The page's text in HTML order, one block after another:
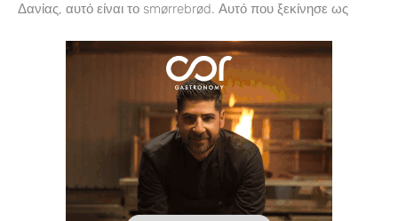
Δανίας, αυτό είναι το smørrebrød. Αυτό που ξεκίνησε ως